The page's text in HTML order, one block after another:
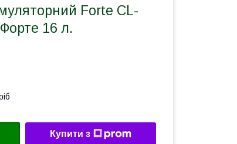
Forte CL-
16 л.
Купити з